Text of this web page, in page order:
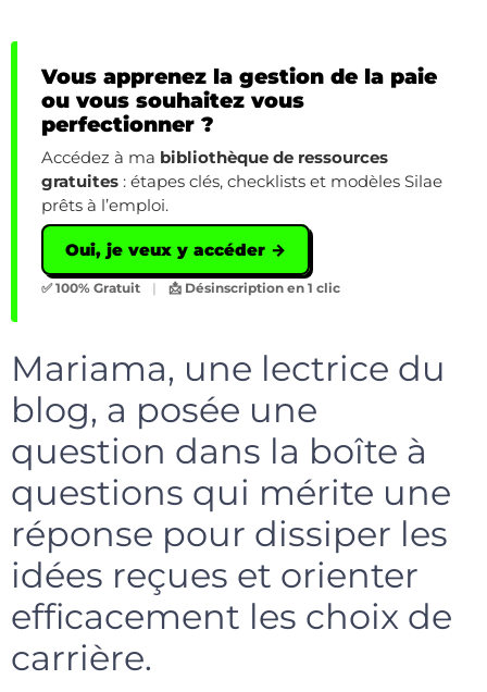
Vous apprenez la gestion de la paie
ou vous souhaitez vous
perfectionner ?
Accédez à ma bibliothèque de ressources
gratuites : étapes clés, checklists et modèles Silae
prêts à l’emploi.
Oui, je veux y accéder →
✅ 100% Gratuit | 📩 Désinscription en 1 clic
Mariama, une lectrice du
blog, a posée une
question dans la boîte à
questions qui mérite une
réponse pour dissiper les
idées reçues et orienter
efficacement les choix de
carrière.